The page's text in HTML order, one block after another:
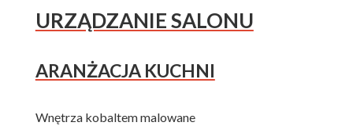
URZĄDZANIE SALONU
ARANŻACJA KUCHNI
Wnętrza kobaltem malowane